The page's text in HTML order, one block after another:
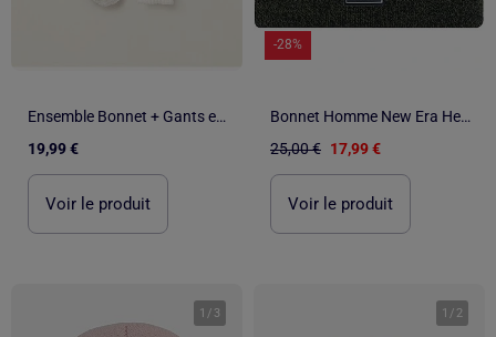
Ensemble Bonnet + Gants en Maille
19,99 €
Voir le produit
-28%
Bonnet Homme New Era Headwear
25,00 € 17,99 €
Voir le produit
1 / 3 1 / 2